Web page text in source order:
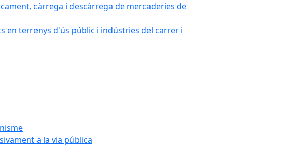
càrrega i descàrrega de mercaderies de
en terrenys d'ús públic i indústries del carrer i
a la via pública